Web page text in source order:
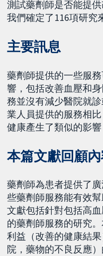
測試藥劑師是否能提
我們確定了116項研究
主要訊息
藥劑師提供的一些服
響，包括改善血壓和
務並沒有減少醫院就
業人員提供的服務相
健康產生了類似的影響
本篇文獻回顧
藥劑師為患者提供了
些藥劑師服務能有效
文獻包括針對包括高
的藥劑師服務的研究
利益（改善的健康結
院，藥物的不良反應）